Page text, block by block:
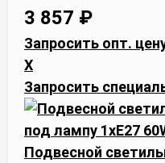
3 857 ₽
Запросить опт.
X
Запросить
Подвесной